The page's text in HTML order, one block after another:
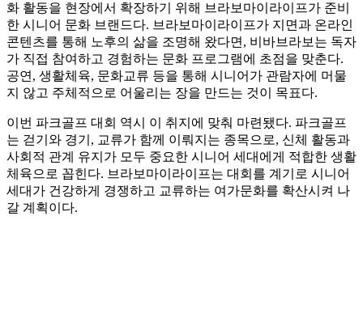
화 활동을 현장에서 확장하기 위해 브라보마이라이프가 준비
한 시니어 문화 브랜드다. 브라보마이라이프가 지면과 온라인
콘텐츠를 통해 노후의 삶을 조명해 왔다면, 비바브라보는 독자
가 직접 참여하고 경험하는 문화 프로그램에 초점을 맞춘다.
공연, 생활체육, 문화교류 등을 통해 시니어가 관람자에 머물
지 않고 주체적으로 어울리는 장을 만드는 것이 목표다.
이번 파크골프 대회 역시 이 취지에 맞춰 마련됐다. 파크골프
는 걷기와 경기, 교류가 함께 이뤄지는 종목으로, 신체 활동과
사회적 관계 유지가 모두 중요한 시니어 세대에게 적합한 생활
체육으로 꼽힌다. 브라보마이라이프는 대회를 계기로 시니어
세대가 건강하게 경쟁하고 교류하는 여가문화를 확산시켜 나
갈 계획이다.